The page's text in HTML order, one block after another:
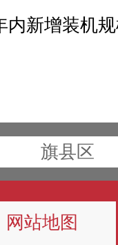
内新增装机
旗县区
网站地图